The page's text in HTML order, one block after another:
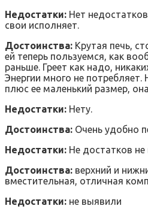
Недостатки: Нет
свои исполняет.
Достоинства: Крутая печь,
ей теперь пользуемся, как
раньше. Греет как надо,
Энергии много не
плюс ее маленький размер,
Недостатки: Нету.
Достоинства: Очень удобно
Недостатки: Не достатков
Достоинства: верхний и
вместительная, отличная
Недостатки: не выявили